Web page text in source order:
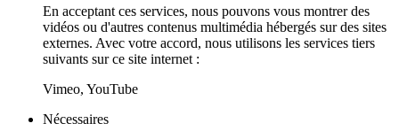
En acceptant ces services, nous pouvons vous montrer des
vidéos ou d'autres contenus multimédia hébergés sur des sites
externes. Avec votre accord, nous utilisons les services tiers
suivants sur ce site internet :
Vimeo, YouTube
Nécessaires